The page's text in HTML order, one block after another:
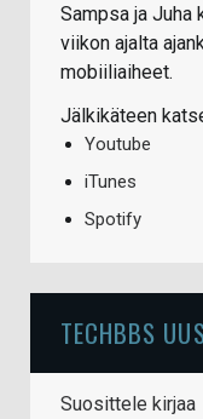
Sampsa ja Juha
viikon ajalta
mobiiliaiheet.
Jälkikäteen
Youtube
iTunes
Spotify
TECHBBS
Suosittele kirjaa